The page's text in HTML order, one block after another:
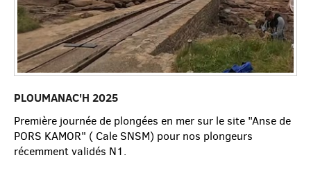
PLOUMANAC'H 2025
Première journée de plongées en mer sur le site "Anse de
PORS KAMOR" ( Cale SNSM) pour nos plongeurs
récemment validés N1.